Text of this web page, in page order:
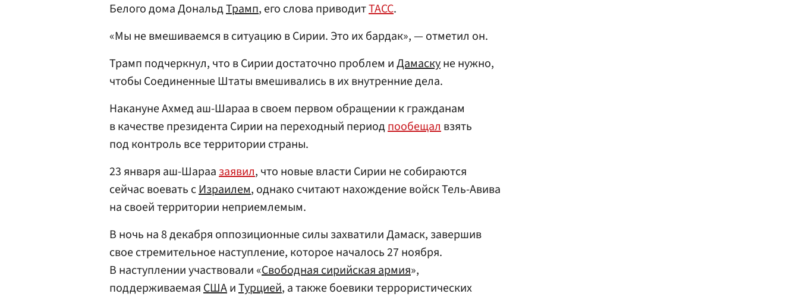
Белого дома ДональдТрамп, его слова приводитТАСС.
«Мы не вмешиваемся в ситуацию в Сирии. Это их бардак», — отметил он.
Трамп подчеркнул, что в Сирии достаточно проблем иДамаскуне нужно,
чтобы Соединенные Штаты вмешивались в их внутренние дела.
Накануне Ахмед аш-Шараа в своем первом обращении к гражданам
в качестве президента Сирии на переходный периодпообещалвзять
под контроль все территории страны.
23 января аш-Шараазаявил, что новые власти Сирии не собираются
сейчас воевать сИзраилем, однако считают нахождение войск Тель-Авива
на своей территории неприемлемым.
В ночь на 8 декабря оппозиционные силы захватили Дамаск, завершив
свое стремительное наступление, которое началось 27 ноября.
В наступлении участвовали «Свободная сирийская армия»,
поддерживаемаяСШАиТурцией, а также боевики террористических